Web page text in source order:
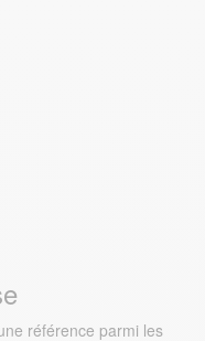
référence parmi les